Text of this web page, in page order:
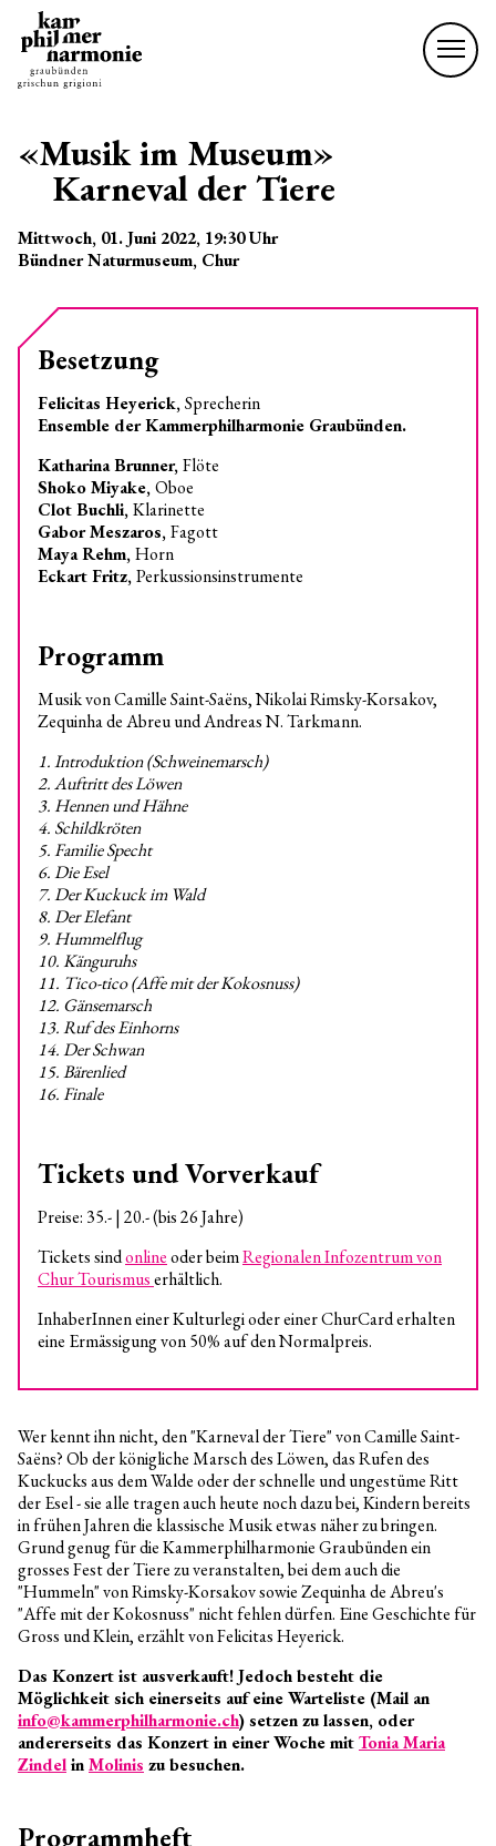
Kammerphilharmonie
Offene Stellen
Chefdirigent
Musiker*innen
Verein
«Musik im Museum»
Karneval der Tiere
Mittwoch, 01. Juni 2022, 19:30Uhr
Bündner Naturmuseum, Chur
Wer kennt ihn nicht, den "Karneval der Tiere" von Camille Saint-
Saëns? Ob der königliche Marsch des Löwen, das Rufen des
Kuckucks aus dem Walde oder der schnelle und ungestüme Ritt
der Esel - sie alle tragen auch heute noch dazu bei, Kindern bereits
in frühen Jahren die klassische Musik etwas näher zu bringen.
Grund genug für die Kammerphilharmonie Graubünden ein
grosses Fest der Tiere zu veranstalten, bei dem auch die
"Hummeln" von Rimsky-Korsakov sowie Zequinha de Abreu's
"Affe mit der Kokosnuss" nicht fehlen dürfen. Eine Geschichte für
Gross und Klein, erzählt von Felicitas Heyerick.
Das Konzert ist ausverkauft! Jedoch besteht die
Möglichkeit sich einerseits auf eine Warteliste (Mail an
nf
k mm rphlh rm n ch) setzen zu lassen, oder
andererseits das Konzert in einer Woche mitTonia Maria
ZindelinMolinis zu besuchen.
Programmheft
Besetzung
Felicitas Heyerick,Sprecherin
Ensemble der Kammerphilharmonie Graubünden.
Katharina Brunner,Flöte
Shoko Miyake,Oboe
Clot Buchli,Klarinette
Gabor Meszaros,Fagott
Maya Rehm,Horn
Eckart Fritz,Perkussionsinstrumente
Programm
Musik von Camille Saint-Saëns, Nikolai Rimsky-Korsakov,
Zequinha de Abreu und Andreas N. Tarkmann.
1. Introduktion (Schweinemarsch)
2. Auftritt des Löwen
3. Hennen und Hähne
4. Schildkröten
5. Familie Specht
6. Die Esel
7. Der Kuckuck im Wald
8. Der Elefant
9. Hummelflug
10. Känguruhs
11. Tico-tico (Affe mit der Kokosnuss)
12. Gänsemarsch
13. Ruf des Einhorns
14. Der Schwan
15. Bärenlied
16. Finale
Tickets und Vorverkauf
Preise: 35.- | 20.- (bis 26 Jahre)
Tickets sindonlineoder beimRegionalen Infozentrum von
Chur Tourismuserhältlich.
InhaberInnen einer Kulturlegi oder einer ChurCard erhalten
eine Ermässigung von 50% auf den Normalpreis.